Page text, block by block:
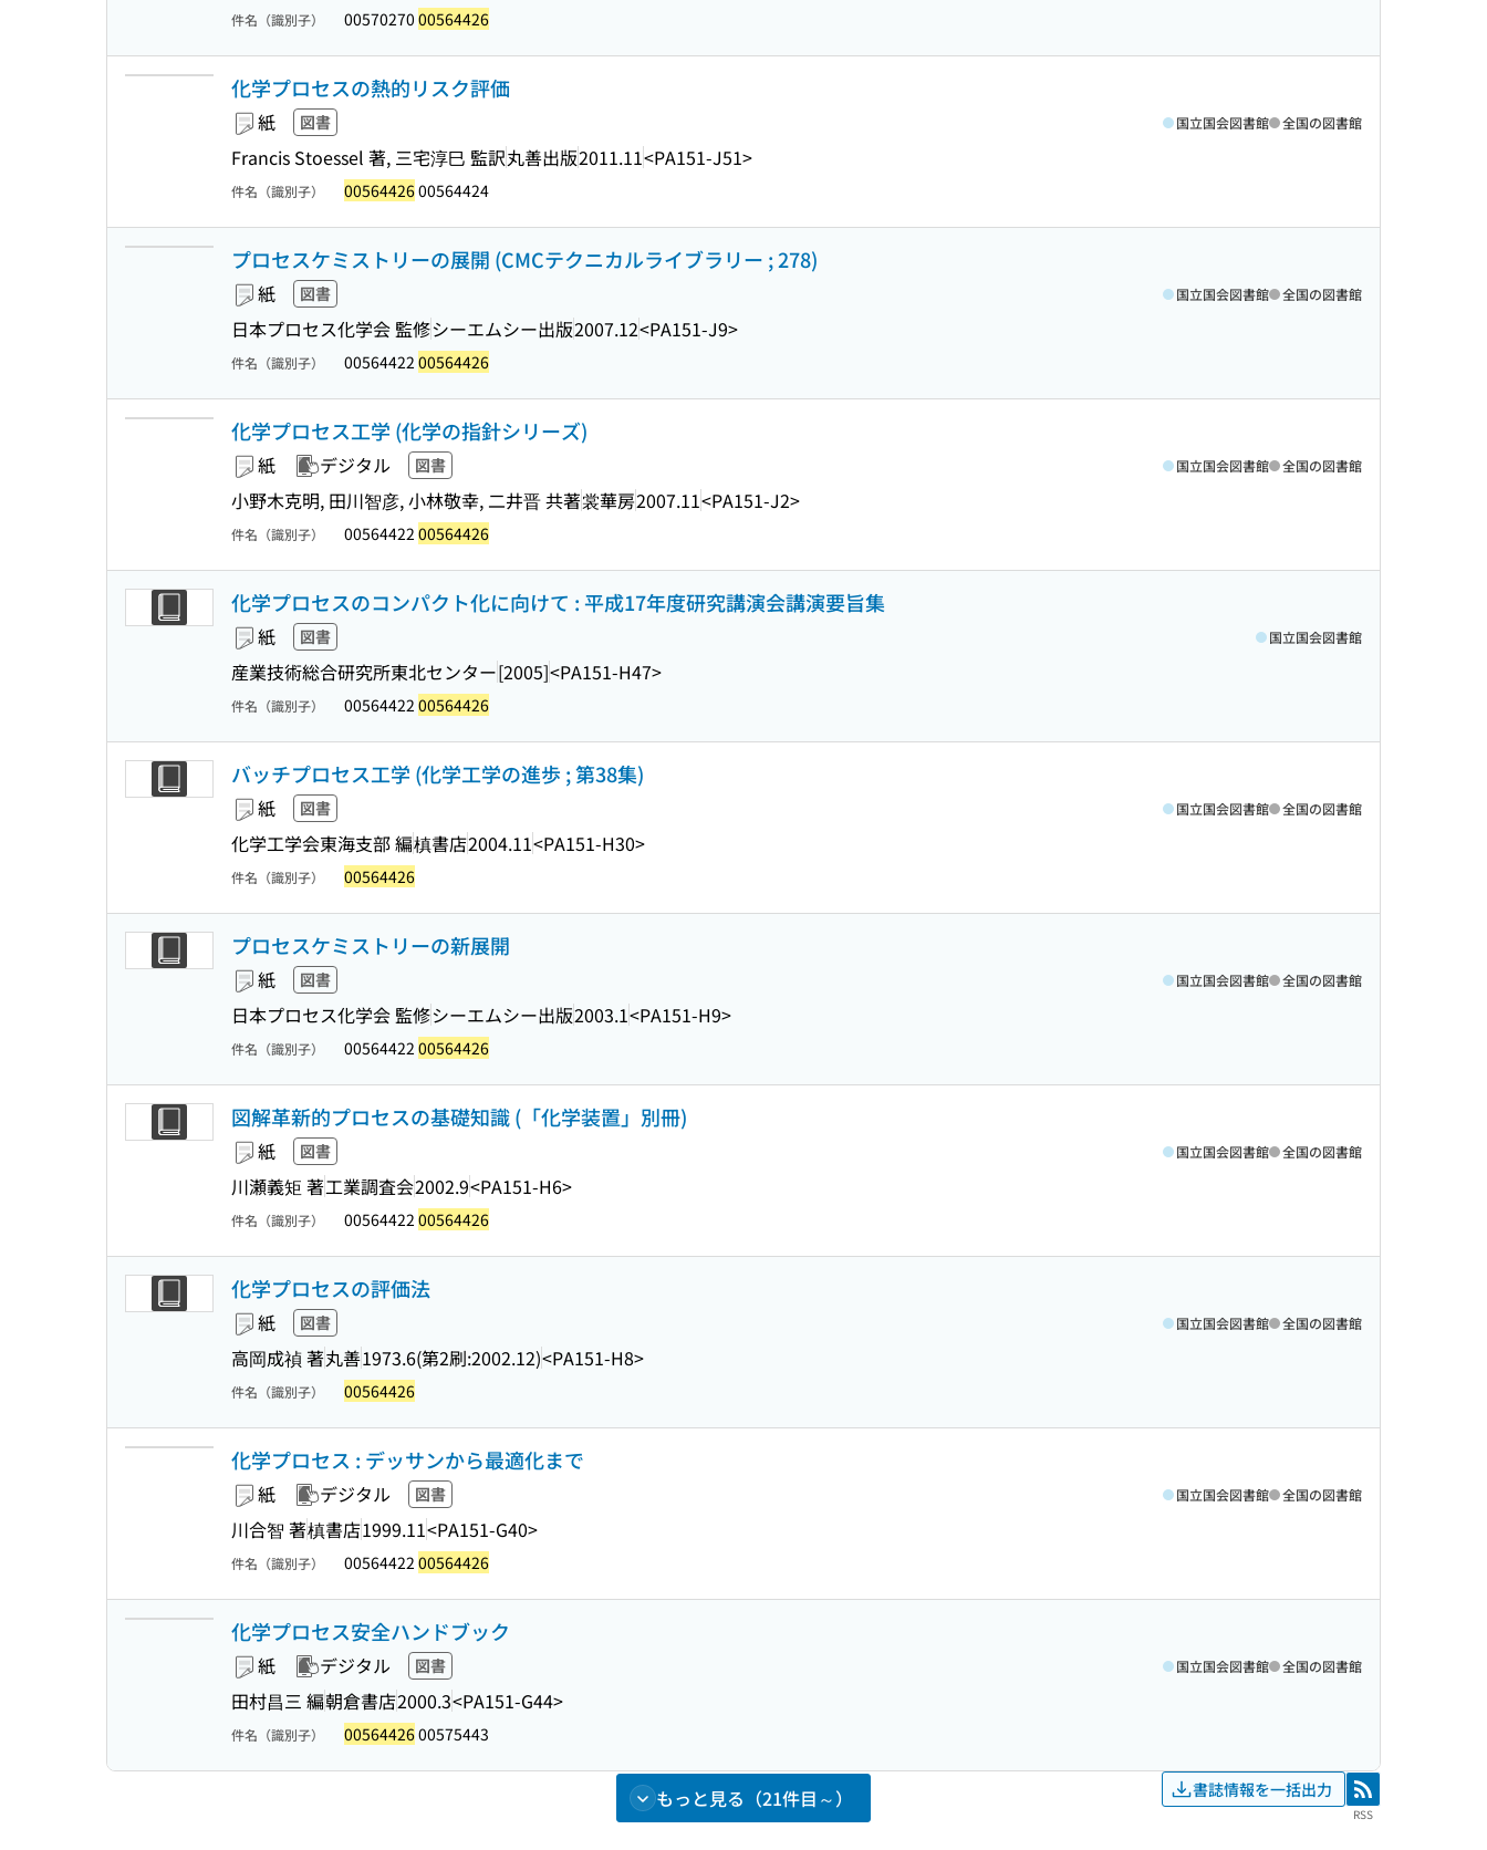
件名（識別子） 00570270 00564426
化学プロセスの熱的リスク評価
紙 図書
Francis Stoessel 著, 三宅淳巳 監訳丸善出版2011.11<PA151-J51>
国立国会図書館 全国の図書館
件名（識別子） 0056442600564424
プロセスケミストリーの展開 (CMCテクニカルライブラリー ; 278)
紙 図書
日本プロセス化学会 監修シーエムシー出版2007.12<PA151-J9>
国立国会図書館 全国の図書館
件名（識別子） 00564422 00564426
化学プロセス工学 (化学の指針シリーズ)
紙 デジタル 図書
小野木克明, 田川智彦, 小林敬幸, 二井晋 共著裳華房2007.11<PA151-J2>
国立国会図書館 全国の図書館
件名（識別子） 00564422 00564426
化学プロセスのコンパクト化に向けて : 平成17年度研究講演会講演要旨集
紙 図書
産業技術総合研究所東北センター[2005]<PA151-H47>
国立国会図書館
件名（識別子） 00564422 00564426
バッチプロセス工学 (化学工学の進歩 ; 第38集)
紙 図書
化学工学会東海支部 編槙書店2004.11<PA151-H30>
国立国会図書館 全国の図書館
件名（識別子） 00564426
プロセスケミストリーの新展開
紙 図書
日本プロセス化学会 監修シーエムシー出版2003.1<PA151-H9>
国立国会図書館 全国の図書館
件名（識別子） 00564422 00564426
図解革新的プロセスの基礎知識 (「化学装置」別冊)
紙 図書
川瀬義矩 著工業調査会2002.9<PA151-H6>
国立国会図書館 全国の図書館
件名（識別子） 00564422 00564426
化学プロセスの評価法
紙 図書
高岡成禎 著丸善1973.6(第2刷:2002.12)<PA151-H8>
国立国会図書館 全国の図書館
件名（識別子） 00564426
化学プロセス : デッサンから最適化まで
紙 デジタル 図書
川合智 著槙書店1999.11<PA151-G40>
国立国会図書館 全国の図書館
件名（識別子） 00564422 00564426
化学プロセス安全ハンドブック
紙 デジタル 図書
田村昌三 編朝倉書店2000.3<PA151-G44>
国立国会図書館 全国の図書館
件名（識別子） 0056442600575443
もっと見る（21件目～） 書誌情報を一括出力 RSS
RSS